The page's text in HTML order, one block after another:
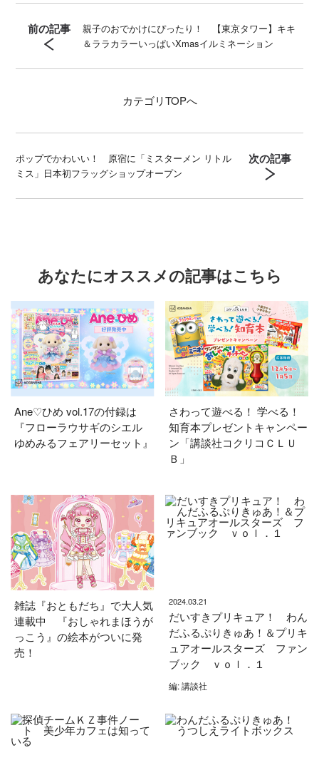
前の記事
親子のおでかけにぴったり！ 【東京タワー】キキ
＆ララカラーいっぱいXmasイルミネーション
カテゴリTOPへ
ポップでかわいい！ 原宿に「ミスターメン リトル
ミス」日本初フラッグショップオープン
次の記事
あなたにオススメの記事はこちら
Ane♡ひめ vol.17の付録は
『フローラウサギのシエル
ゆめみるフェアリーセット』
さわって遊べる！ 学べる！
知育本プレゼントキャンペー
ン「講談社コクリコＣＬＵ
Ｂ」
雑誌『おともだち』で大人気
連載中 『おしゃれまほうが
っこう』の絵本がついに発
売！
2024.03.21
だいすきプリキュア！ わん
だふるぷりきゅあ！＆プリキ
ュアオールスターズ ファン
ブック ｖｏｌ．１
編: 講談社